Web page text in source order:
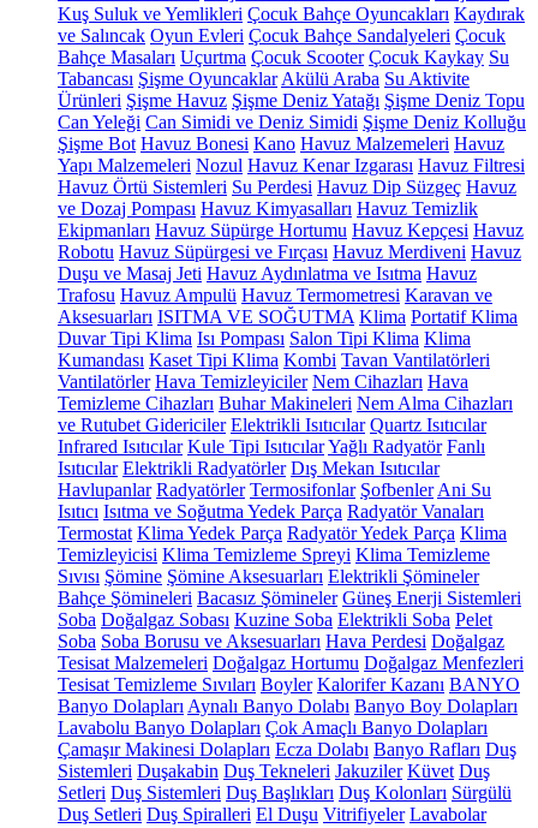
Kuş Suluk ve Yemlikleri Çocuk Bahçe Oyuncakları Kaydırak
ve Salıncak Oyun Evleri Çocuk Bahçe Sandalyeleri Çocuk
Bahçe Masaları Uçurtma Çocuk Scooter Çocuk Kaykay Su
Tabancası Şişme Oyuncaklar Akülü Araba Su Aktivite
Ürünleri Şişme Havuz Şişme Deniz Yatağı Şişme Deniz Topu
Can Yeleği Can Simidi ve Deniz Simidi Şişme Deniz Kolluğu
Şişme Bot Havuz Bonesi Kano Havuz Malzemeleri Havuz
Yapı Malzemeleri Nozul Havuz Kenar Izgarası Havuz Filtresi
Havuz Örtü Sistemleri Su Perdesi Havuz Dip Süzgeç Havuz
ve Dozaj Pompası Havuz Kimyasalları Havuz Temizlik
Ekipmanları Havuz Süpürge Hortumu Havuz Kepçesi Havuz
Robotu Havuz Süpürgesi ve Fırçası Havuz Merdiveni Havuz
Duşu ve Masaj Jeti Havuz Aydınlatma ve Isıtma Havuz
Trafosu Havuz Ampulü Havuz Termometresi Karavan ve
Aksesuarları ISITMA VE SOĞUTMA Klima Portatif Klima
Duvar Tipi Klima Isı Pompası Salon Tipi Klima Klima
Kumandası Kaset Tipi Klima Kombi Tavan Vantilatörleri
Vantilatörler Hava Temizleyiciler Nem Cihazları Hava
Temizleme Cihazları Buhar Makineleri Nem Alma Cihazları
ve Rutubet Gidericiler Elektrikli Isıtıcılar Quartz Isıtıcılar
Infrared Isıtıcılar Kule Tipi IsıtıcılarYağlı Radyatör Fanlı
Isıtıcılar Elektrikli Radyatörler Dış Mekan Isıtıcılar
Havlupanlar Radyatörler Termosifonlar Şofbenler Ani Su
Isıtıcı Isıtma ve Soğutma Yedek Parça Radyatör Vanaları
Termostat Klima Yedek Parça Radyatör Yedek Parça Klima
Temizleyicisi Klima Temizleme Spreyi Klima Temizleme
Sıvısı Şömine Şömine Aksesuarları Elektrikli Şömineler
Bahçe Şömineleri Bacasız Şömineler Güneş Enerji Sistemleri
Soba Doğalgaz Sobası Kuzine Soba Elektrikli Soba Pelet
Soba Soba Borusu ve Aksesuarları Hava Perdesi Doğalgaz
Tesisat Malzemeleri Doğalgaz Hortumu Doğalgaz Menfezleri
Tesisat Temizleme Sıvıları Boyler Kalorifer Kazanı BANYO
Banyo Dolapları Aynalı Banyo Dolabı Banyo Boy Dolapları
Lavabolu Banyo Dolapları Çok Amaçlı Banyo Dolapları
Çamaşır Makinesi Dolapları Ecza Dolabı Banyo Rafları Duş
Sistemleri Duşakabin Duş Tekneleri Jakuziler Küvet Duş
Setleri Duş Sistemleri Duş Başlıkları Duş Kolonları Sürgülü
Duş Setleri Duş Spiralleri El Duşu Vitrifiyeler Lavabolar